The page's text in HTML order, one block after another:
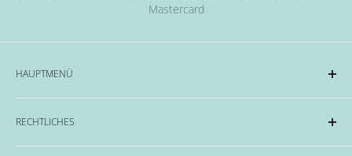
Mastercard
HAUPTMENÜ
Acryl und Dipping-System
Hard Gel Serien
CND™
RECHTLICHES
Impressum